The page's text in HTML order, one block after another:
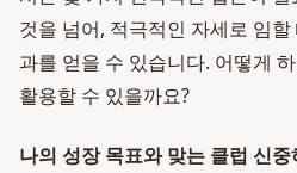
것을 넘어, 적극적인 자세로 임
과를 얻을 수 있습니다. 어떻게
활용할 수 있을까요?
나의 성장 목표와 맞는 클럽 신